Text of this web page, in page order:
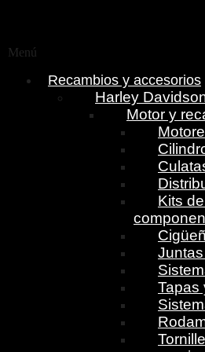
Menú
Recambios y accesorios
Harley
Motor y
Kits
Tapas